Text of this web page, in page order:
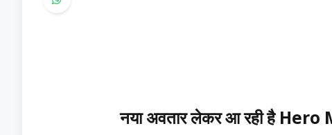
नया अवतार लेकर आ रही है